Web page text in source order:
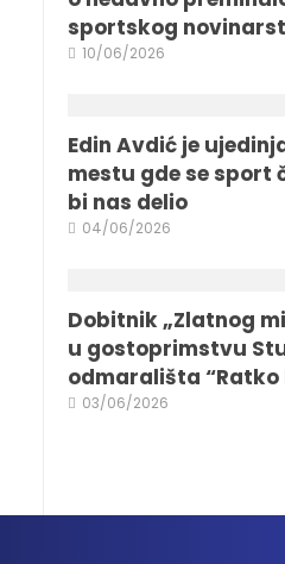
sportskog
10/06/2026
Edin Avdić je
mestu gde se sport
bi nas delio
04/06/2026
Dobitnik „Zlatnog
u gostoprimstvu
odmarališta
03/06/2026